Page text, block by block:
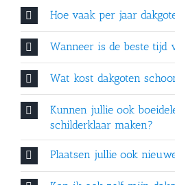
Hoe vaak per jaar
Wanneer is de beste tijd
Wat kost dakgoten
Kunnen jullie ook
schilderklaar maken?
Plaatsen jullie ook